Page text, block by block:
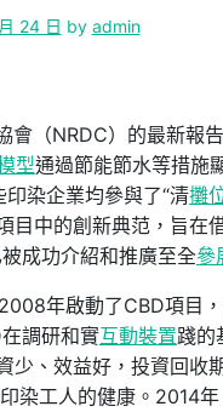
24 日 by admin
（NRDC）的最新報
型通過節能節水等措施
染企業均參與了“清攤
目中的創新典范，旨在
成功介紹和推廣至全參
年啟動了CBD項目
調研和實互動裝置踐的
少、效益好，投資回收
染工人的健康。2014